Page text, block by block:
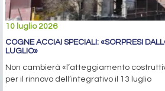
10 luglio 2026
COGNE ACCIAI SPECIALI: «SORPRESI
LUGLIO»
Non cambierà «l’atteggiamento
per il rinnovo dell’integrativo il 13 luglio